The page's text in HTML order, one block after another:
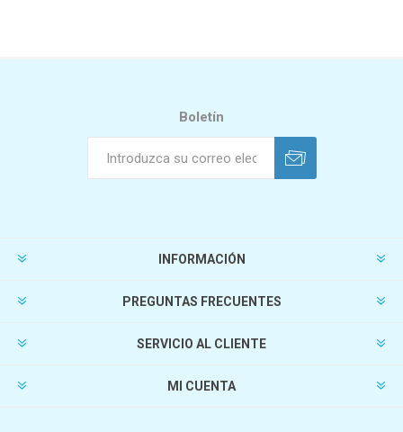
Boletín
INFORMACIÓN
PREGUNTAS FRECUENTES
SERVICIO AL CLIENTE
MI CUENTA